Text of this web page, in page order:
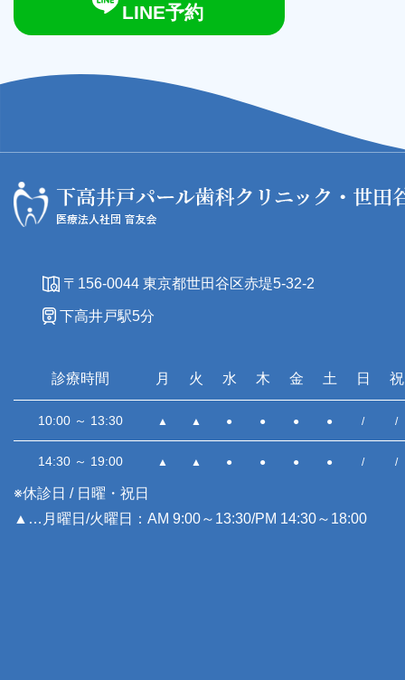
LINE予約
〒156-0044 東京都世田谷区赤堤5-32-2
下高井戸駅5分
診療時間 月 火 水 木 金 土 日 祝
10:00 ～ 13:30 ▲ ▲ ● ● ● ● / /
14:30 ～ 19:00 ▲ ▲ ● ● ● ● / /
※休診日 / 日曜・祝日
▲…月曜日/火曜日：AM 9:00～13:30/PM 14:30～18:00